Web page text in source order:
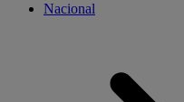
Nacional